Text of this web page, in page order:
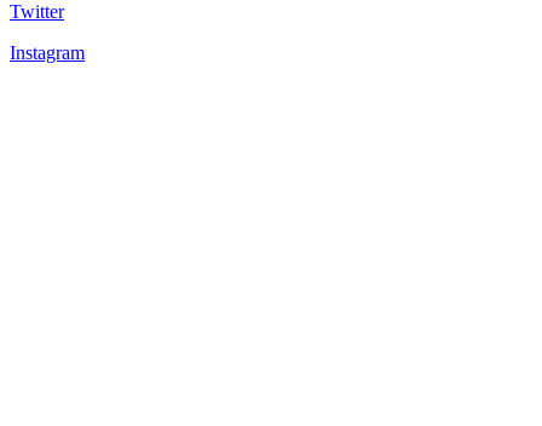
Twitter
Instagram